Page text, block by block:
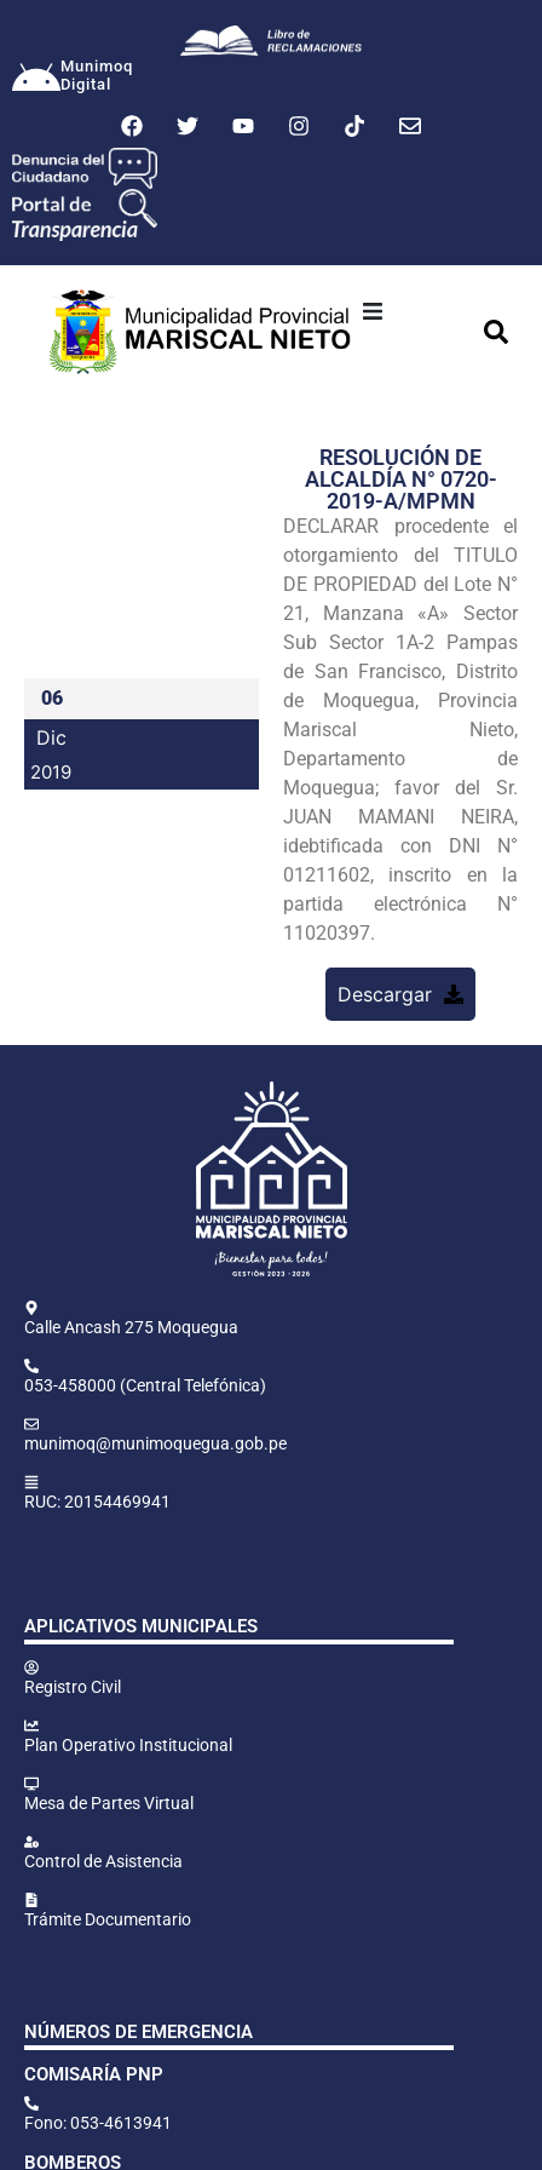
Munimoq
Digital
Transparencia
Seguridad
Programas
Intranet
06
Dic
2019
RESOLUCIÓN DE
ALCALDÍA N° 0720-
2019-A/MPMN
DECLARAR procedente el
otorgamiento del TITULO
DE PROPIEDAD del Lote N°
21, Manzana «A» Sector
Sub Sector 1A-2 Pampas
de San Francisco, Distrito
de Moquegua, Provincia
Mariscal Nieto,
Departamento de
Moquegua; favor del Sr.
JUAN MAMANI NEIRA,
idebtificada con DNI N°
01211602, inscrito en la
partida electrónica N°
11020397.
Descargar
Calle Ancash 275 Moquegua
053-458000 (Central Telefónica)
munimoq@munimoquegua.gob.pe
RUC: 20154469941
APLICATIVOS MUNICIPALES
Registro Civil
Plan Operativo Institucional
Mesa de Partes Virtual
Control de Asistencia
Trámite Documentario
NÚMEROS DE EMERGENCIA
COMISARÍA PNP
Fono: 053-4613941
BOMBEROS